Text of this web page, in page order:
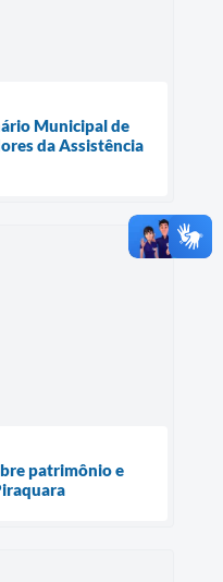
Municipal de
da Assistência
patrimônio e